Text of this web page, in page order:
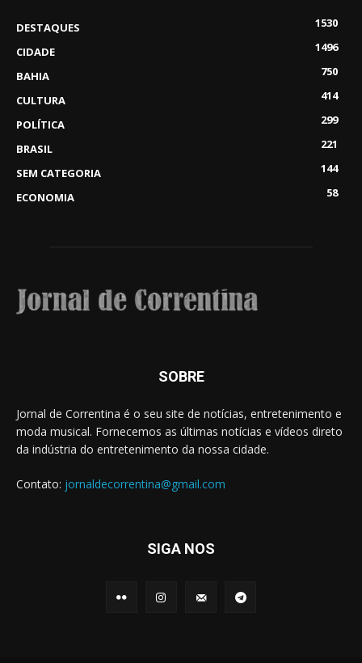
DESTAQUES
1530
CIDADE
1496
BAHIA
750
CULTURA
414
POLÍTICA
299
BRASIL
221
SEM CATEGORIA
144
ECONOMIA
58
SOBRE
Jornal de Correntina é o seu site de notícias, entretenimento e
moda musical. Fornecemos as últimas notícias e vídeos direto
da indústria do entretenimento da nossa cidade.
Contato: jornaldecorrentina@gmail.com
SIGA NOS